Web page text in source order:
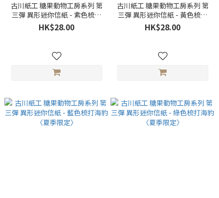
古川紙工 糖果動物工房系列 第
三彈 異形迷你信紙 - 紫色梳打
貓〈夏季限定〉
HK$28.00
古川紙工 糖果動物工房系列 第
三彈 異形迷你信紙 - 黃色梳打
貓〈夏季限定〉
HK$28.00